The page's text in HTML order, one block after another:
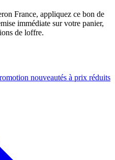
France, appliquez ce bon de
immédiate sur votre panier,
de loffre.
nouveautés à prix réduits